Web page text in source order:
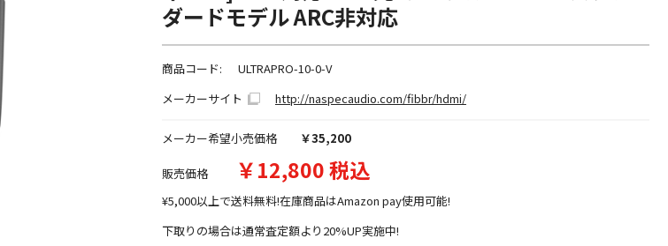
ダードモデル ARC非対応
商品コード:
ULTRAPRO-10-0-V
メーカーサイト
http://naspecaudio.com/fibbr/hdmi/
メーカー希望小売価格 ￥35,200
販売価格 ￥12,800 税込
¥5,000以上で送料無料!在庫商品はAmazon pay使用可能!
下取りの場合は通常査定額より20%UP実施中!